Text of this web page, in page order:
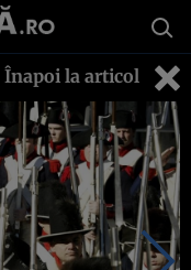
Înapoi la articol